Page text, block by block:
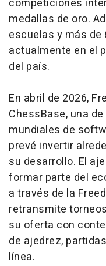
competiciones
medallas de oro.
escuelas y más
actualmente en el
del país.
En abril de 2026,
ChessBase, una
mundiales de
prevé invertir
su desarrollo. El
formar parte del
a través de la
retransmite
su oferta con
de ajedrez,
línea.